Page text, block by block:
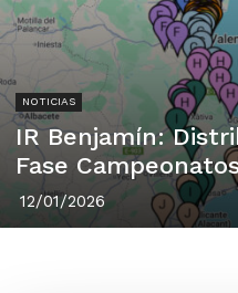
NOTICIAS
IR Benjamín:
Fase
12/01/2026